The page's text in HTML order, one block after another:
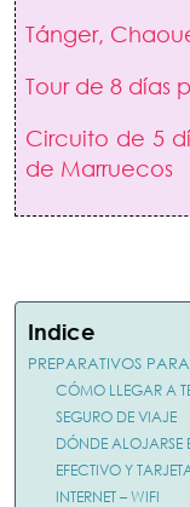
Tánger,
Tour de 8 días
Circuito de 5
de Marruecos
Indice
PREPARATIVOS
CÓMO LLEGAR A
SEGURO DE VIAJE
DÓNDE ALOJARSE
EFECTIVO Y
INTERNET – WIFI